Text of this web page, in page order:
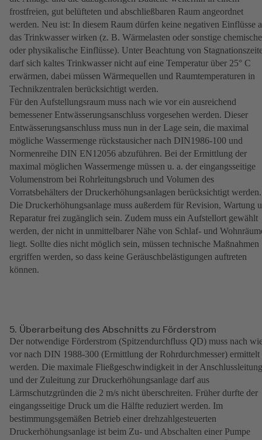
frostfreien, gut belüfteten und abschließbaren Raum angeordnet
werden. Neu ist: In diesem Raum dürfen keine negativen Einflüsse
das Trinkwasser wirken (z. B. Wärmelasten oder sonstige chemische
oder physikalische Einflüsse). Unter Beachtung von
darf sich kaltes Trinkwasser nicht auf eine Temperatur über 25° C
erwärmen, dabei müssen Wärmequellen und Raumtemperaturen in
Technikzentralen berücksichtigt werden.
Für den Aufstellungsraum muss nach wie vor ein ausreichend
bemessener Entwässerungsanschluss vorgesehen werden. Dieser
Entwässerungsanschluss muss nun in der Lage sein, die maximal
mögliche Wassermenge rückstausicher nach DIN1986-100 und
Normenreihe DIN EN12056 abzuführen. Bei der Ermittlung der
maximal möglichen Wassermenge müssen u. a. der eingangsseitige
Volumenstrom bei Rohrleitungsbruch und Volumen des
Vorratsbehälters der Druckerhöhungsanlagen berücksichtigt werden.
Die Druckerhöhungsanlage muss außerdem für Revision, Wartung
Reparatur frei zugänglich sein. Zudem muss ein Aufstellort gewählt
werden, der nicht in unmittelbarer Nähe von Schlaf- und
liegt. Sollte dies nicht möglich sein, müssen technische Maßnahmen
ergriffen werden, so dass keine Geräuschbelästigungen auftreten
können.
5. Überarbeitung des Abschnitts zu Förderstrom
Der notwendige Förderstrom (Spitzendurchfluss QD) muss nach
vor nach DIN 1988-300 (Ermittlung der Rohrdurchmesser) ermittelt
werden. Die maximale Fließgeschwindigkeit in der Anschlussleitung
und der Zuleitung zur Druckerhöhungsanlage darf aus
Lärmschutzgründen die 2 m/s nicht überschreiten. Früher durfte der
eingangsseitige Druck um die Hälfte reduziert werden. Im
bestimmungsgemäßen Betrieb einer drehzahlgesteuerten
Druckerhöhungsanlage ist beim Zu- und Abschalten einer Pumpe